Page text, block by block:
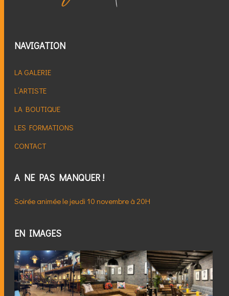
NAVIGATION
LA GALERIE
L’ARTISTE
LA BOUTIQUE
LES FORMATIONS
CONTACT
A NE PAS MANQUER !
Soirée animée le jeudi 10 novembre à 20H
EN IMAGES